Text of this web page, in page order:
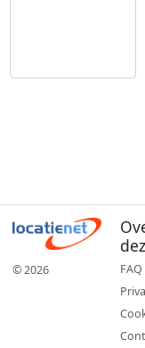
© 2026
FAQ